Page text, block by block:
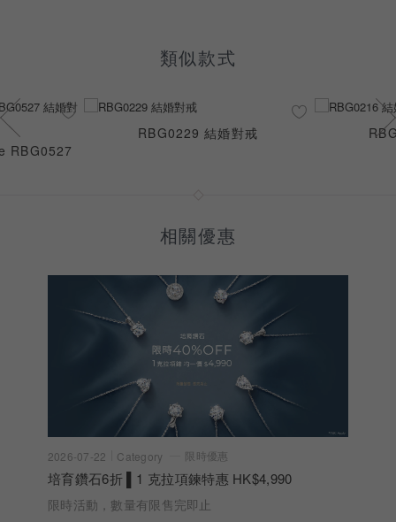
類似款式
RBG0527
RBG0229 結婚對戒
相關優惠
2026-07-22 Category 限時優惠
培育鑽石6折 ▌1 克拉項鍊特惠 HK$4,990
限時活動，數量有限售完即止